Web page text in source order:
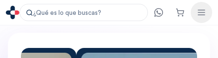
¿Qué es lo que buscas?